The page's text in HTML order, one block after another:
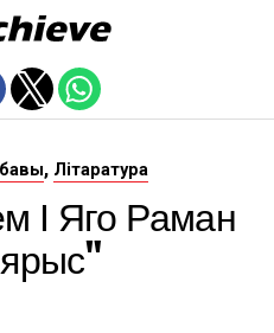
, Літаратура
І Яго Раман